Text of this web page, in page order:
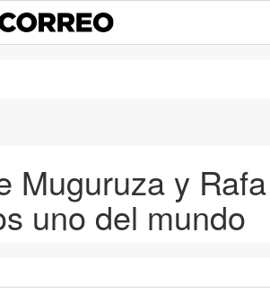
Muguruza y
uno del mundo